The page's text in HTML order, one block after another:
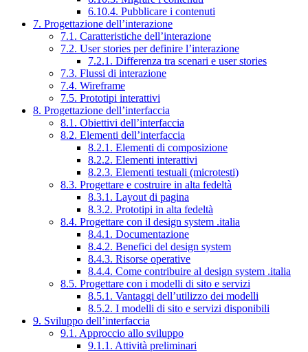
6.10.4. Pubblicare i contenuti
7. Progettazione dell’interazione
7.1. Caratteristiche dell’interazione
7.2. User stories per definire l’interazione
7.2.1. Differenza tra scenari e user stories
7.3. Flussi di interazione
7.4. Wireframe
7.5. Prototipi interattivi
8. Progettazione dell’interfaccia
8.1. Obiettivi dell’interfaccia
8.2. Elementi dell’interfaccia
8.2.1. Elementi di composizione
8.2.2. Elementi interattivi
8.2.3. Elementi testuali (microtesti)
8.3. Progettare e costruire in alta fedeltà
8.3.1. Layout di pagina
8.3.2. Prototipi in alta fedeltà
8.4. Progettare con il design system .italia
8.4.1. Documentazione
8.4.2. Benefici del design system
8.4.3. Risorse operative
8.4.4. Come contribuire al design system .italia
8.5. Progettare con i modelli di sito e servizi
8.5.1. Vantaggi dell’utilizzo dei modelli
8.5.2. I modelli di sito e servizi disponibili
9. Sviluppo dell’interfaccia
9.1. Approccio allo sviluppo
9.1.1. Attività preliminari